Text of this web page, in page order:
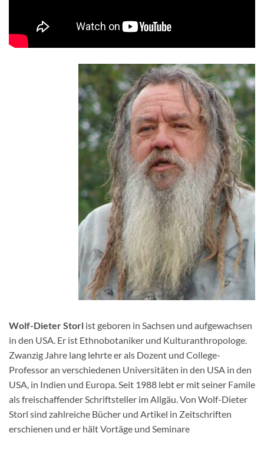
Wolf-Dieter Storl ist geboren in Sachsen und aufgewachsen
in den USA. Er ist Ethnobotaniker und Kulturanthropologe.
Zwanzig Jahre lang lehrte er als Dozent und College-
Professor an verschiedenen Universitäten in den USA in den
USA, in Indien und Europa. Seit 1988 lebt er mit seiner Famile
als freischaffender Schriftsteller im Allgäu. Von Wolf-Dieter
Storl sind zahlreiche Bücher und Artikel in Zeitschriften
erschienen und er hält Vortäge und Seminare